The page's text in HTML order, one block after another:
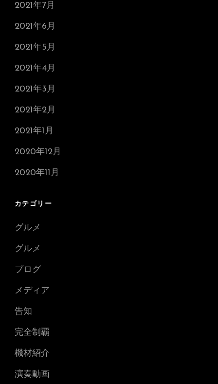
2021年7月
2021年6月
2021年5月
2021年4月
2021年3月
2021年2月
2021年1月
2020年12月
2020年11月
カテゴリー
グルメ
グルメ
ブログ
メディア
告知
完全制覇
機材紹介
演奏動画